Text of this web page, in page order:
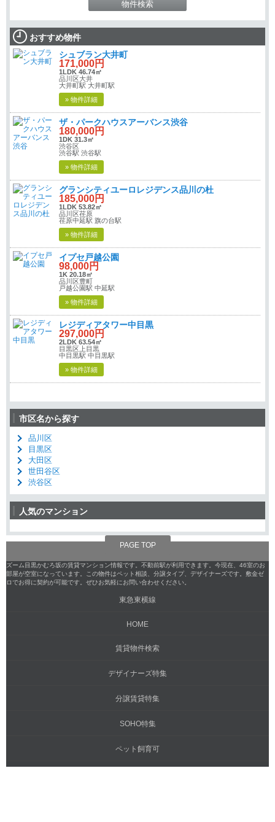
おすすめ物件
シュブラン大井町
171,000円
1LDK 46.74㎡
品川区大井
大井町駅 大井町駅
» 物件詳細
ザ・パークハウスアーバンス渋谷
180,000円
1DK 31.3㎡
渋谷区
渋谷駅 渋谷駅
» 物件詳細
グランシティユーロレジデンス品川の杜
185,000円
1LDK 53.82㎡
品川区荏原
荏原中延駅 旗の台駅
» 物件詳細
イプセ戸越公園
98,000円
1K 20.18㎡
品川区豊町
戸越公園駅 中延駅
» 物件詳細
レジディアタワー中目黒
297,000円
2LDK 63.54㎡
目黒区上目黒
中目黒駅 中目黒駅
» 物件詳細
市区名から探す
品川区
目黒区
大田区
世田谷区
渋谷区
人気のマンション
PAGE TOP
ズーム目黒かむろ坂の賃貸マンション情報です。不動前駅が利用できます。今現在、46室のお
部屋が空室になっています。この物件はペット相談、分譲タイプ、デザイナーズです。敷金ゼ
ロでお得に契約が可能です。ぜひお気軽にお問い合わせください。
東急東横線
HOME
賃貸物件検索
デザイナーズ特集
分譲賃貸特集
SOHO特集
ペット飼育可